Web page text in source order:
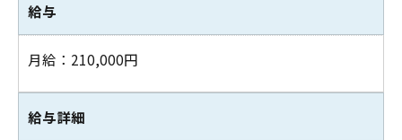
給与
月給：210,000円
給与詳細